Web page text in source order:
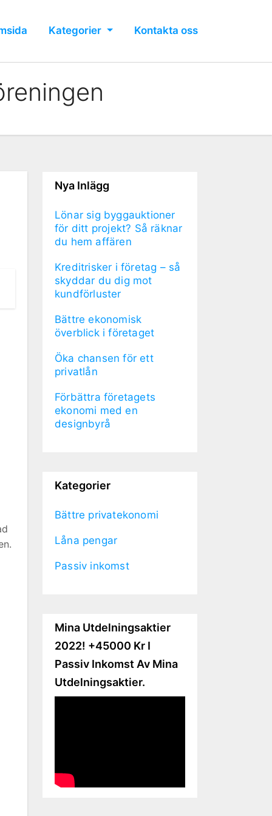
Kategorier Kontakta oss
Nya Inlägg
Lönar sig byggauktioner
för ditt projekt? Så räknar
du hem affären
Kreditrisker i företag – så
skyddar du dig mot
kundförluster
Bättre ekonomisk
överblick i företaget
Öka chansen för ett
privatlån
Förbättra företagets
ekonomi med en
designbyrå
Kategorier
Bättre privatekonomi
Låna pengar
Passiv inkomst
Mina Utdelningsaktier
2022! +45000 Kr I
Passiv Inkomst Av Mina
Utdelningsaktier.